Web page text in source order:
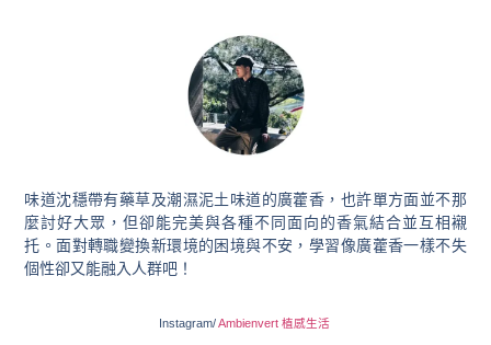
味道沈穩帶有藥草及潮濕泥土味道的廣藿香，也許單方面並不那
麼討好大眾，但卻能完美與各種不同面向的香氣結合並互相襯
托。面對轉職變換新環境的困境與不安，學習像廣藿香一樣不失
個性卻又能融入人群吧！
Instagram/Ambienvert 植感生活